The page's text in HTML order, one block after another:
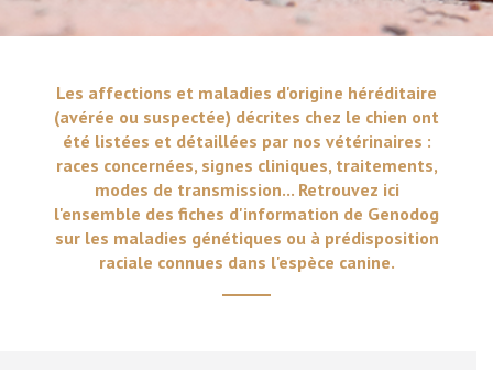
Les affections et maladies d'origine héréditaire
(avérée ou suspectée) décrites chez le chien ont
été listées et détaillées par nos vétérinaires :
races concernées, signes cliniques, traitements,
modes de transmission... Retrouvez ici
l'ensemble des fiches d'information de Genodog
sur les maladies génétiques ou à prédisposition
raciale connues dans l'espèce canine.